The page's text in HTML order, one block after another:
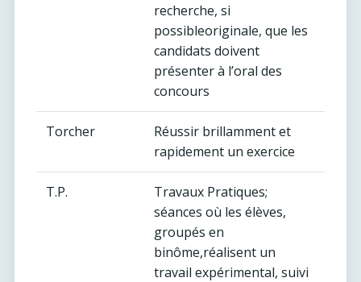
recherche, si
possibleoriginale, que les
candidats doivent
présenter à l’oral des
concours
Torcher
Réussir brillamment et
rapidement un exercice
T.P.
Travaux Pratiques;
séances où les élèves,
groupés en
binôme,réalisent un
travail expérimental, suivi